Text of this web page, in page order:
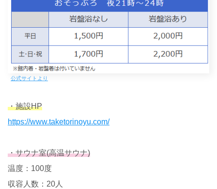
公式サイトより
・施設HP
https://www.taketorinoyu.com/
・サウナ室(高温サウナ)
温度：100度
収容人数：20人